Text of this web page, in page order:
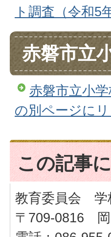
ト調査（令和5
赤磐市立
赤磐市立小
の別ページにリ
この記事
教育委員会 学
〒709-0816 岡